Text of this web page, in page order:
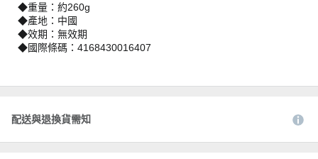
◆重量：約260g
◆產地：中國
◆效期：無效期
◆國際條碼：4168430016407
配送與退換貨需知